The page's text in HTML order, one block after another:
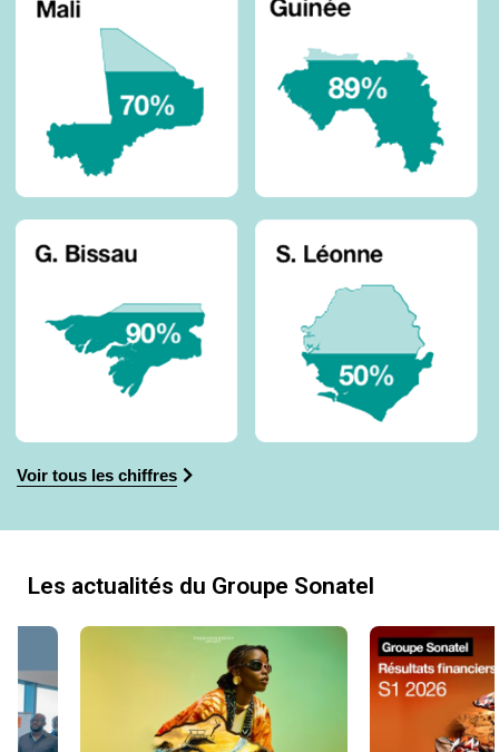
Voir tous les chiffres
Les actualités du Groupe Sonatel